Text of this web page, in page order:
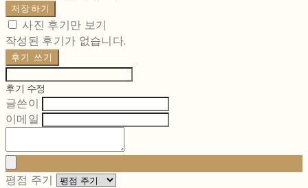
저장하기
사진 후기만 보기
작성된 후기가 없습니다.
후기 쓰기
후기 수정
글쓴이
이메일
평점 주기